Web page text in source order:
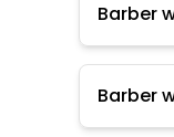
Barber
Barber